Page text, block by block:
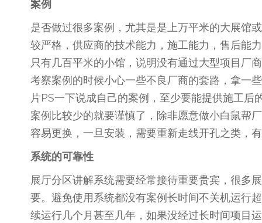
案例
是否做过很多案例，尤其是是上万平米的大展馆
较严格，供应商的技术能力，施工能力，售后能
只有几百平米的小馆，说明没有通过大型项目厂
考察案例的时候小心一些不良厂商的套路，拿一
片PS一下说成自己的案例，至少要能提供施工
案例比较少的就要谨慎了，除非愿意做小白鼠帮
容易更换，一旦安装，需要重新走线开孔之类，
系统的可靠性
展厅分区讲解系统需要经常接待重要贵宾，很多
要。避免使用系统都没有案例长时间不关机运行
续运行几个月甚至几年，如果没经过长时间项目